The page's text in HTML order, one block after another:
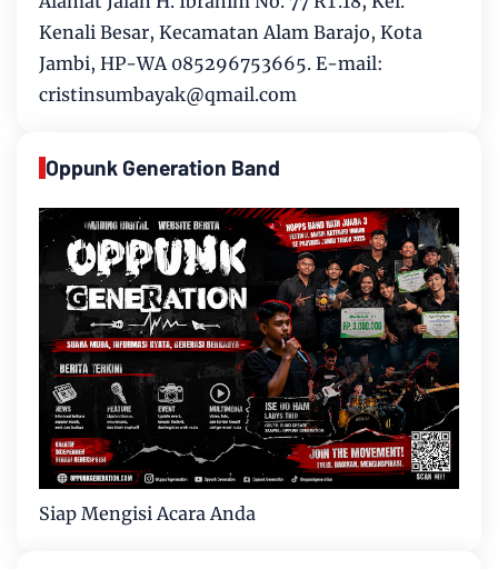
Kenali Besar, Kecamatan Alam Barajo, Kota
Jambi, HP-WA 085296753665. E-mail:
cristinsumbayak@qmail.com
Oppunk Generation Band
Siap Mengisi Acara Anda